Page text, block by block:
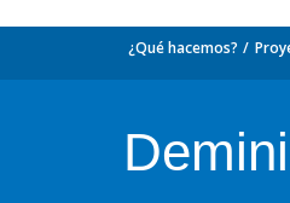
¿Qué hacemos?